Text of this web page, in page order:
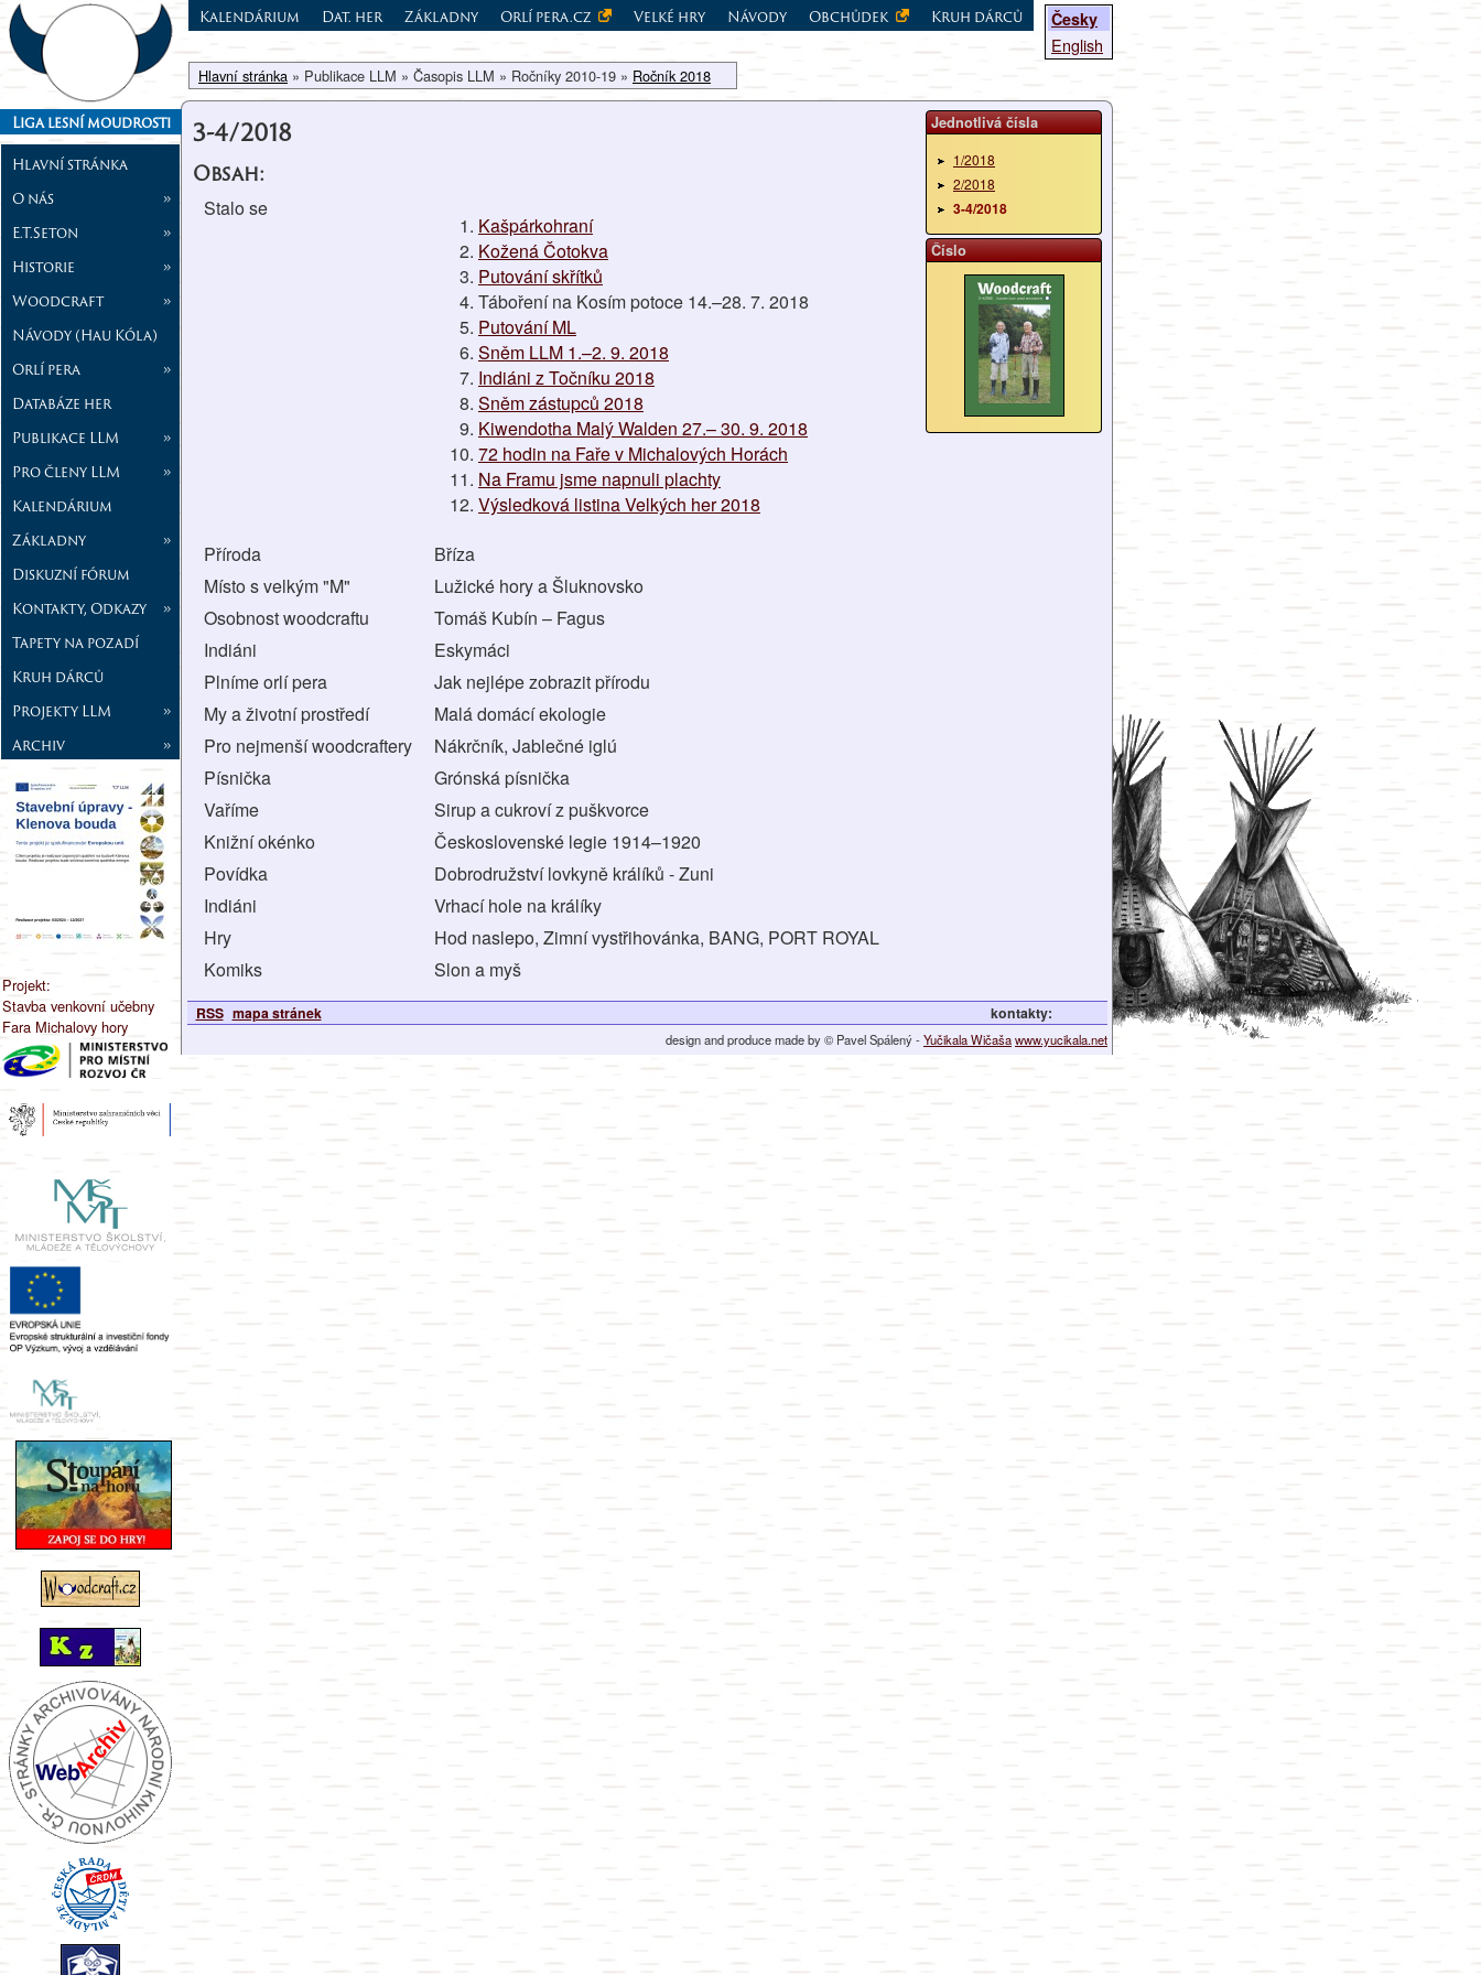
Liga lesní moudrosti
Hlavní stránka
O nás
»
E.T.Seton
»
Historie
»
Woodcraft
»
Návody (Hau Kóla)
Orlí pera
»
Databáze her
Publikace LLM
»
Pro členy LLM
»
Kalendárium
Základny
»
Diskuzní fórum
Kontakty, Odkazy
»
Tapety na pozadí
Kruh dárců
Projekty LLM
»
Archiv
»
Projekt:
Stavba venkovní učebny
Fara Michalovy hory
Česky
English
Kalendárium Dat. her Základny Orlí pera.cz Velké hry Návody Obchůdek Kruh dárců
Hlavní stránka » Publikace LLM » Časopis LLM » Ročníky 2010-19 » Ročník 2018
Jednotlivá čísla
1/2018
2/2018
3-4/2018
Číslo
3-4/2018
Obsah:
Stalo se
Kašpárkohraní
Kožená Čotokva
Putování skřítků
Táboření na Kosím potoce 14.–28. 7. 2018
Putování ML
Sněm LLM 1.–2. 9. 2018
Indiáni z Točníku 2018
Sněm zástupců 2018
Kiwendotha Malý Walden 27.– 30. 9. 2018
72 hodin na Faře v Michalových Horách
Na Framu jsme napnuli plachty
Výsledková listina Velkých her 2018
Příroda
Bříza
Místo s velkým "M"
Lužické hory a Šluknovsko
Osobnost woodcraftu
Tomáš Kubín – Fagus
Indiáni
Eskymáci
Plníme orlí pera
Jak nejlépe zobrazit přírodu
My a životní prostředí
Malá domácí ekologie
Pro nejmenší woodcraftery
Nákrčník, Jablečné iglú
Písnička
Grónská písnička
Vaříme
Sirup a cukroví z puškvorce
Knižní okénko
Československé legie 1914–1920
Povídka
Dobrodružství lovkyně králíků - Zuni
Indiáni
Vrhací hole na králíky
Hry
Hod naslepo, Zimní vystřihovánka, BANG, PORT ROYAL
Komiks
Slon a myš
RSS mapa stránek kontakty:
design and produce made by © Pavel Spálený -Yučikala Wičašawww.yucikala.net